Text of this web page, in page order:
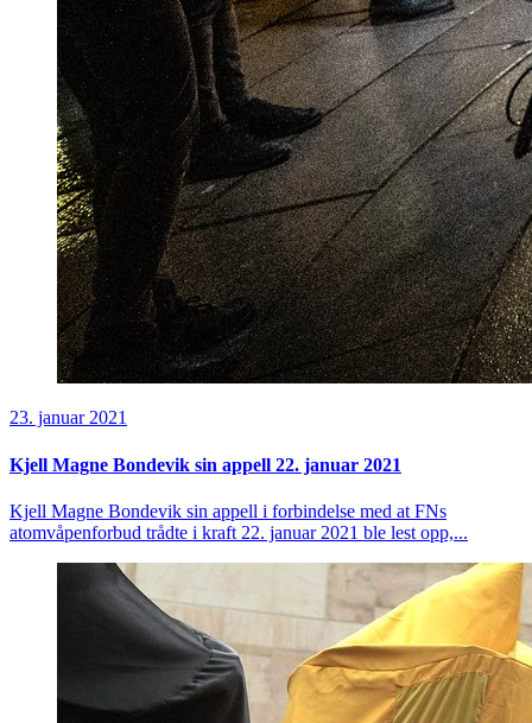
23. januar 2021
Kjell Magne Bondevik sin appell 22. januar 2021
Kjell Magne Bondevik sin appell i forbindelse med at FNs
atomvåpenforbud trådte i kraft 22. januar 2021 ble lest opp,...